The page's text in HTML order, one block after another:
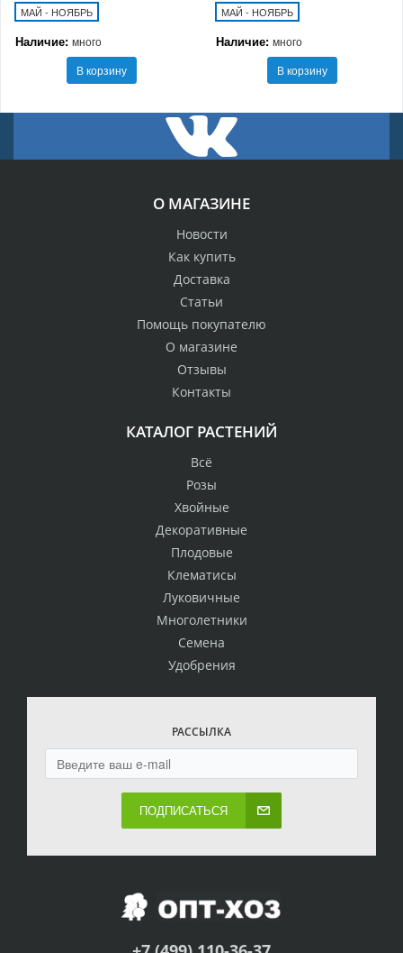
МАЙ - НОЯБРЬ
Наличие: много
В корзину
МАЙ - НОЯБРЬ
Наличие: много
В корзину
О МАГАЗИНЕ
Новости
Как купить
Доставка
Статьи
Помощь покупателю
О магазине
Отзывы
Контакты
КАТАЛОГ РАСТЕНИЙ
Всё
Розы
Хвойные
Декоративные
Плодовые
Клематисы
Луковичные
Многолетники
Семена
Удобрения
РАССЫЛКА
ПОДПИСАТЬСЯ